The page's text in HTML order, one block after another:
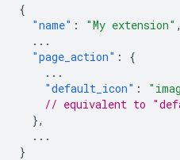
{
"name" : "My extension" ,
...
"page_action" :
{
...
"default_icon" :
// equivalent to
},
...
}